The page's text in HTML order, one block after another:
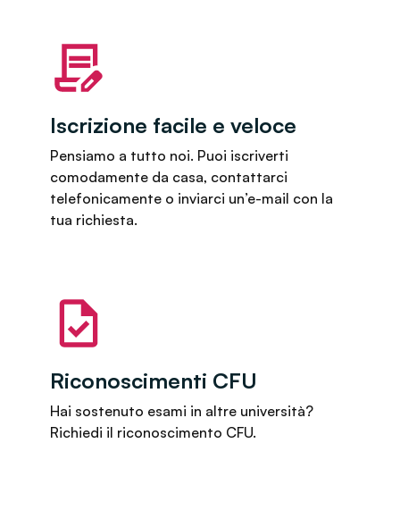
Iscrizione facile e veloce
Pensiamo a tutto noi. Puoi iscriverti
comodamente da casa, contattarci
telefonicamente o inviarci un’e-mail con la
tua richiesta.
Riconoscimenti CFU
Hai sostenuto esami in altre università?
Richiedi il riconoscimento CFU.